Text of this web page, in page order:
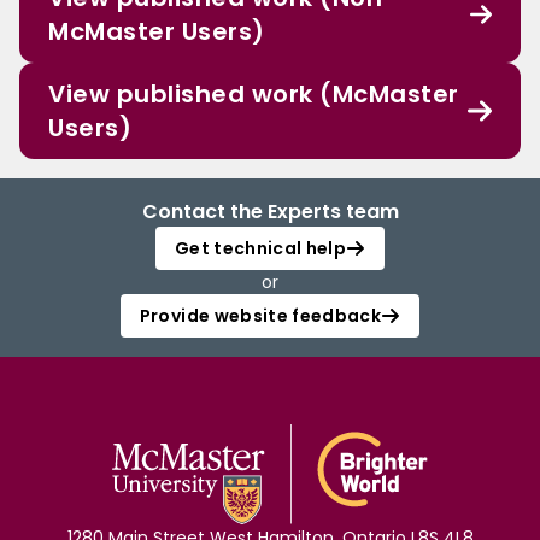
McMaster Users)
View published work (McMaster
Users)
Contact the Experts team
Get technical help
or
Provide website feedback